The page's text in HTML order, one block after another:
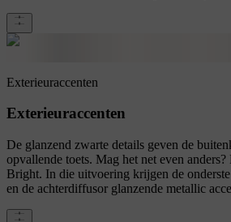
Exterieuraccenten
Exterieuraccenten
De glanzend zwarte details geven de
opvallende toets. Mag het net even
Bright. In die uitvoering krijgen de
en de achterdiffusor glanzende metallic